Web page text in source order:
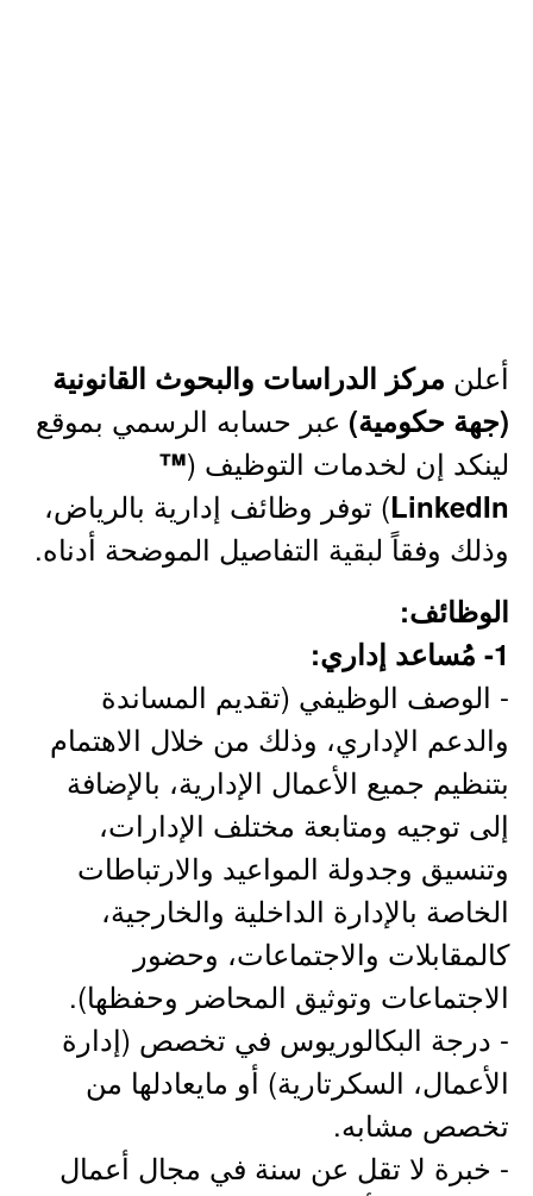
أعلن مركز الدراسات والبحوث القانونية
(جهة حكومية) عبر حسابه الرسمي بموقع
لينكد إن لخدمات التوظيف (™
LinkedIn) توفر وظائف إدارية بالرياض،
وذلك وفقاً لبقية التفاصيل الموضحة أدناه.
الوظائف:
1- مُساعد إداري:
- الوصف الوظيفي (تقديم المساندة
والدعم الإداري، وذلك من خلال الاهتمام
بتنظيم جميع الأعمال الإدارية، بالإضافة
إلى توجيه ومتابعة مختلف الإدارات،
وتنسيق وجدولة المواعيد والارتباطات
الخاصة بالإدارة الداخلية والخارجية،
كالمقابلات والاجتماعات، وحضور
الاجتماعات وتوثيق المحاضر وحفظها).
- درجة البكالوريوس في تخصص (إدارة
الأعمال، السكرتارية) أو مايعادلها من
تخصص مشابه.
- خبرة لا تقل عن سنة في مجال أعمال